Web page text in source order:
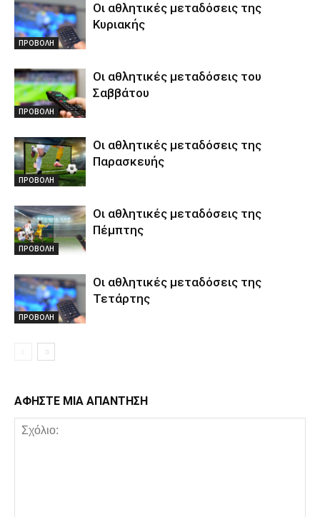
ΠΡΟΒΟΛΗ
Οι αθλητικές μεταδόσεις της
Κυριακής
ΠΡΟΒΟΛΗ
Οι αθλητικές μεταδόσεις του
Σαββάτου
ΠΡΟΒΟΛΗ
Οι αθλητικές μεταδόσεις της
Παρασκευής
ΠΡΟΒΟΛΗ
Οι αθλητικές μεταδόσεις της
Πέμπτης
ΠΡΟΒΟΛΗ
Οι αθλητικές μεταδόσεις της
Τετάρτης
ΑΦΗΣΤΕ ΜΙΑ ΑΠΑΝΤΗΣΗ